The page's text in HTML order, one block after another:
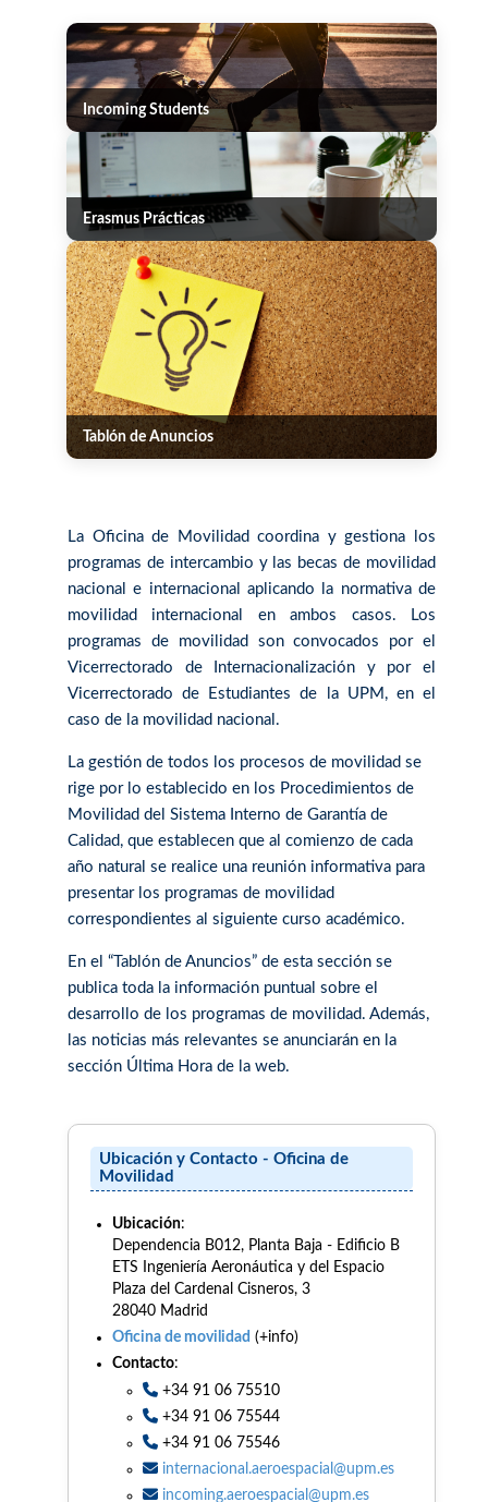
Incoming Students
Erasmus Prácticas
Tablón de Anuncios
La Oficina de Movilidad coordina y gestiona los
programas de intercambio y las becas de movilidad
nacional e internacional aplicando la normativa de
movilidad internacional en ambos casos. Los
programas de movilidad son convocados por el
Vicerrectorado de Internacionalización y por el
Vicerrectorado de Estudiantes de la UPM, en el
caso de la movilidad nacional.
La gestión de todos los procesos de movilidad se
rige por lo establecido en los Procedimientos de
Movilidad del Sistema Interno de Garantía de
Calidad, que establecen que al comienzo de cada
año natural se realice una reunión informativa para
presentar los programas de movilidad
correspondientes al siguiente curso académico.
En el “Tablón de Anuncios” de esta sección se
publica toda la información puntual sobre el
desarrollo de los programas de movilidad. Además,
las noticias más relevantes se anunciarán en la
sección Última Hora de la web.
Ubicación y Contacto - Oficina de
Movilidad
Ubicación:
Dependencia B012, Planta Baja - Edificio B
ETS Ingeniería Aeronáutica y del Espacio
Plaza del Cardenal Cisneros, 3
28040 Madrid
Oficina de movilidad (+info)
Contacto:
+34 91 06 75510
+34 91 06 75544
+34 91 06 75546
internacional.aeroespacial@upm.es
incoming.aeroespacial@upm.es